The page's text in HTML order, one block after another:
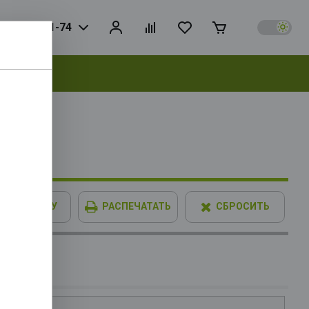
728-81-74
В КОРЗИНУ РАСПЕЧАТАТЬ СБРОСИТЬ